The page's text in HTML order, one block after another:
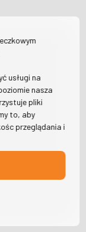
usługi na
nasza
pliki
to, aby
przeglądania i